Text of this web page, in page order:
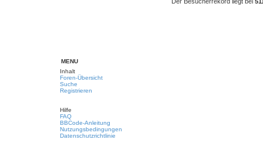
MENÜ
Inhalt
Foren-Übersicht
Suche
Registrieren
Hilfe
FAQ
BBCode-Anleitung
Nutzungsbedingungen
Datenschutzrichtlinie